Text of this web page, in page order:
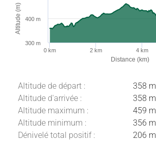
Distance (km)
Altitude (m)
0 km 2 km 4 km
400 m
300 m
Altitude de départ :
358 m
Altitude d'arrivée :
358 m
Altitude maximum :
459 m
Altitude minimum :
356 m
Dénivelé total positif :
206 m